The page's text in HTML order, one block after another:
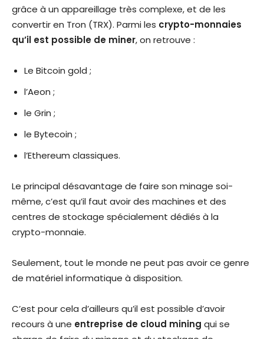
grâce à un appareillage très complexe, et de les
convertir en Tron (TRX). Parmi les crypto-monnaies
qu’il est possible de miner, on retrouve :
Le Bitcoin gold ;
l’Aeon ;
le Grin ;
le Bytecoin ;
l’Ethereum classiques.
Le principal désavantage de faire son minage soi-
même, c’est qu’il faut avoir des machines et des
centres de stockage spécialement dédiés à la
crypto-monnaie.
Seulement, tout le monde ne peut pas avoir ce genre
de matériel informatique à disposition.
C’est pour cela d’ailleurs qu’il est possible d’avoir
recours à une entreprise de cloud mining qui se